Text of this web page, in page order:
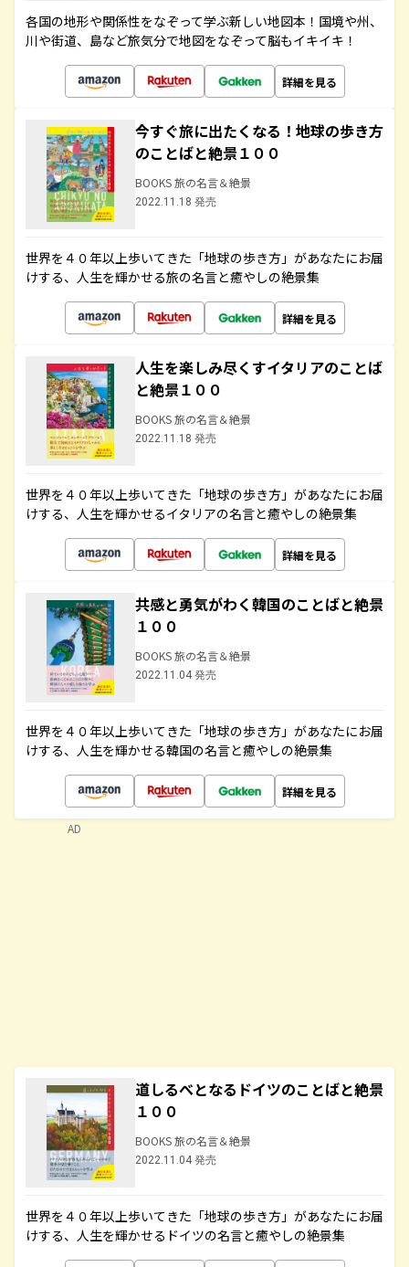
各国の地形や関係性をなぞって学ぶ新しい地図本！国境や州、
川や街道、島など旅気分で地図をなぞって脳もイキイキ！
詳細を見る
今すぐ旅に出たくなる！地球の歩き方
のことばと絶景１００
BOOKS 旅の名言＆絶景
2022.11.18 発売
世界を４０年以上歩いてきた「地球の歩き方」があなたにお届
けする、人生を輝かせる旅の名言と癒やしの絶景集
詳細を見る
人生を楽しみ尽くすイタリアのことば
と絶景１００
BOOKS 旅の名言＆絶景
2022.11.18 発売
世界を４０年以上歩いてきた「地球の歩き方」があなたにお届
けする、人生を輝かせるイタリアの名言と癒やしの絶景集
詳細を見る
共感と勇気がわく韓国のことばと絶景
１００
BOOKS 旅の名言＆絶景
2022.11.04 発売
世界を４０年以上歩いてきた「地球の歩き方」があなたにお届
けする、人生を輝かせる韓国の名言と癒やしの絶景集
詳細を見る
道しるべとなるドイツのことばと絶景
１００
BOOKS 旅の名言＆絶景
2022.11.04 発売
世界を４０年以上歩いてきた「地球の歩き方」があなたにお届
けする、人生を輝かせるドイツの名言と癒やしの絶景集
AD